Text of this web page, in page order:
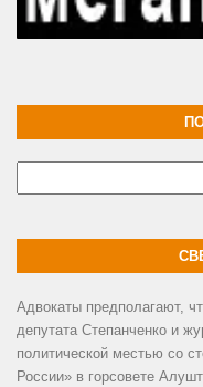
Адвокаты предполагают,
депутата Степанченко и
политической местью со
России» в горсовете